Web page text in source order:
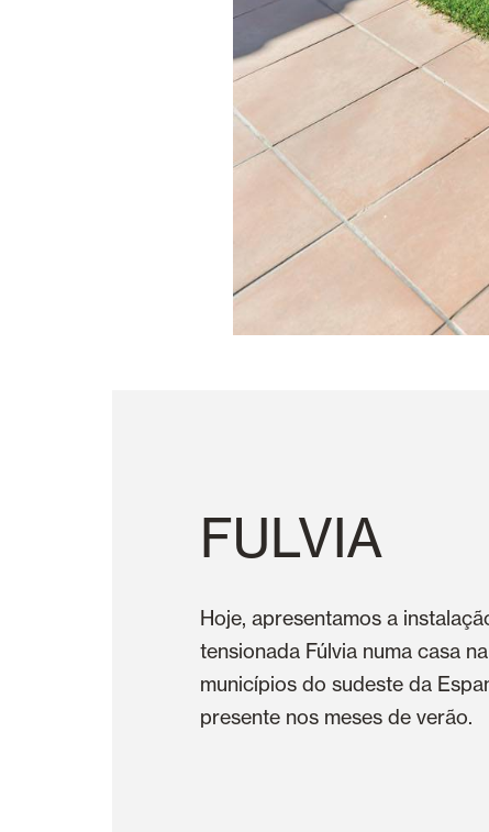
FULVIA
Hoje, apresentamos a
tensionada Fúlvia numa casa
municípios do sudeste da
presente nos meses de verão.